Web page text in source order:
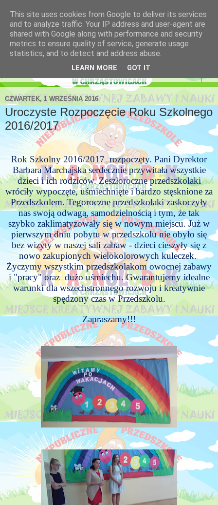
Niepubliczne Przedszkole
Krasnoludek
CZWARTEK, 1 WRZEŚNIA 2016
Uroczyste Rozpoczęcie Roku Szkolnego
2016/2017
Rok Szkolny 2016/2017 rozpoczęty. Pani Dyrektor
Barbara Marchajska serdecznie przywitała wszystkie
dzieci i ich rodziców. Zeszłoroczne przedszkolaki
wróciły wypoczęte, uśmiechnięte i bardzo stęsknione za
Przedszkolem. Tegoroczne przedszkolaki zaskoczyły
nas swoją odwagą, samodzielnością i tym, że tak
szybko zaklimatyzowały się w nowym miejscu. Już w
pierwszym dniu pobytu w przedszkolu nie obyło się
bez wizyty w naszej sali zabaw - dzieci cieszyły się z
nowo zakupionych wielokolorowych kuleczek.
Życzymy wszystkim przedszkolakom owocnej zabawy
i "pracy" oraz dużo uśmiechu. Gwarantujemy idealne
warunki dla wszechstronnego rozwoju i kreatywnie
spędzony czas w Przedszkolu.
Zapraszamy!!!
This site uses cookies from Google to deliver its services
and to analyze traffic. Your IP address and user-agent are
shared with Google along with performance and security
metrics to ensure quality of service, generate usage
statistics, and to detect and address abuse.
LEARN MORE GOT IT